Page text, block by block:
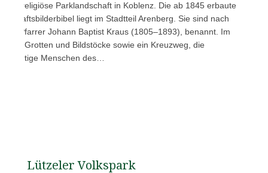
religiöse Parklandschaft in Koblenz. Die ab 1845 erbaute
liegt im Stadtteil Arenberg. Sie sind nach
Pfarrer Johann Baptist Kraus (1805–1893), benannt. Im
Grotten und Bildstöcke sowie ein Kreuzweg, die
Menschen des…
Lützeler Volkspark